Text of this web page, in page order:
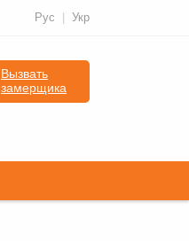
Рус Укр
Вызвать
замерщика